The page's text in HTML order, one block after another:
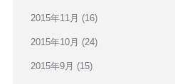
2015年11月 (16)
2015年10月 (24)
2015年9月 (15)